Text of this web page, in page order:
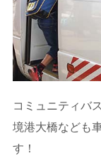
コミュニティバ
境港大橋なども
す！